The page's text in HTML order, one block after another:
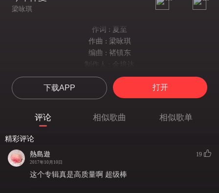
梁咏琪
作词 : 夏至
作曲 : 梁咏琪
编曲 : 褚镇东
制作人 : 金培达
编曲：褚镇东
过去某天的仲夏 最爱听一厥野花
麻烦缠扰都转化 呼吸到营养吧
深呼吸两下 什麼都不怕
穿得花般幽雅 盛放吗 每份固执都漂亮吗
下载APP 打开
评论 相似歌曲 相似歌单
精彩评论
熱島遊
2017年10月10日
19
这个专辑真是高质量啊 超级棒